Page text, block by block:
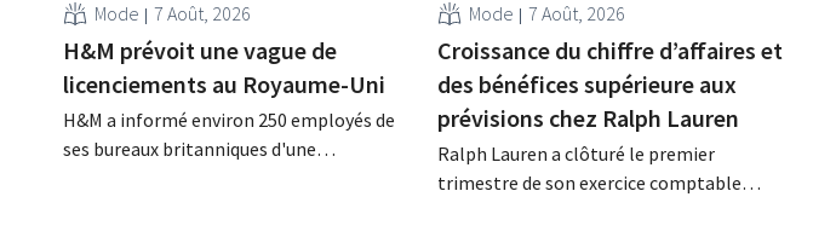
Mode 7 Août, 2026
H&M prévoit une vague de
licenciements au Royaume-Uni
H&M a informé environ 250 employés de
ses bureaux britanniques d'une
Mode 7 Août, 2026
Croissance du chiffre d’affaires et
des bénéfices supérieure aux
prévisions chez Ralph Lauren
Ralph Lauren a clôturé le premier
trimestre de son exercice comptable